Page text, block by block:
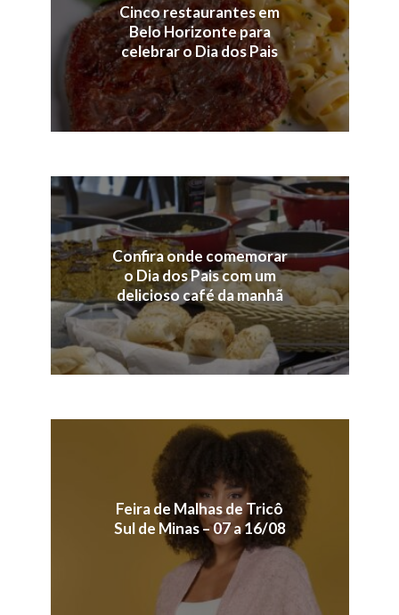
Cinco restaurantes em
Belo Horizonte para
celebrar o Dia dos Pais
Confira onde comemorar
o Dia dos Pais com um
delicioso café da manhã
Feira de Malhas de Tricô
Sul de Minas – 07 a 16/08